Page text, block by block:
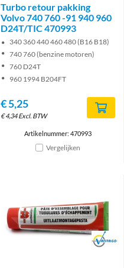
Turbo retour pakking
Volvo 740 760 -91 940 960
D24T/TIC 470993
340 360 440 460 480 (B16 B18)
740 760 (benzine motoren)
760 D24T
960 1994 B204FT
€5,25
€4,34 Excl. BTW
Artikelnummer: 470993
Vergelijken
Brand